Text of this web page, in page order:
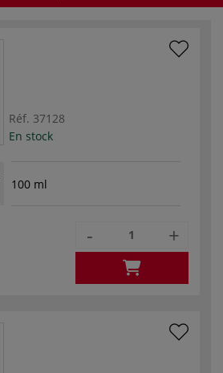
Réf. 37128
En stock
100 ml
- +